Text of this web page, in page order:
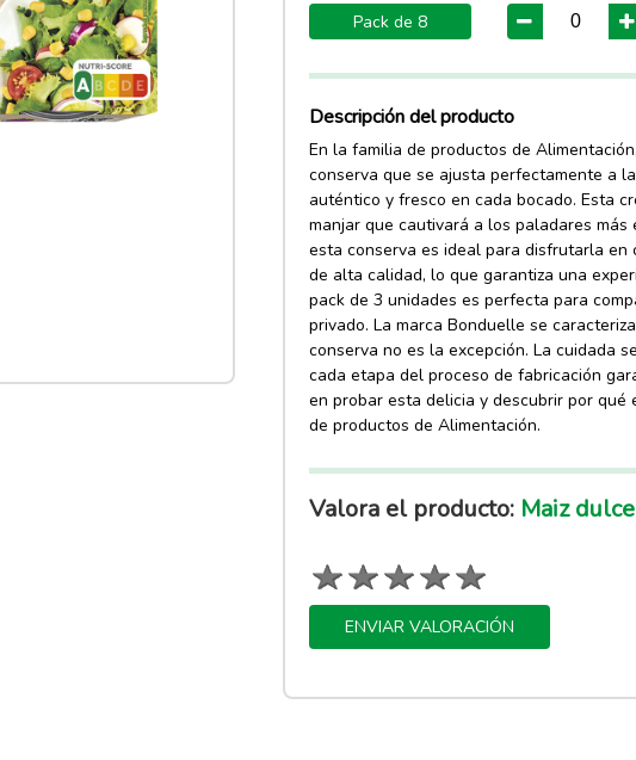
Pack de 8
Descripción del producto
En la familia de productos de
conserva que se ajusta perfectamente a
auténtico y fresco en cada bocado. Esta
manjar que cautivará a los paladares
esta conserva es ideal para disfrutarla en
de alta calidad, lo que garantiza una
pack de 3 unidades es perfecta para
privado. La marca Bonduelle se
conserva no es la excepción. La cuidada
cada etapa del proceso de fabricación
en probar esta delicia y descubrir por
de productos de Alimentación.
Valora el producto: Maiz
ENVIAR VALORACIÓN